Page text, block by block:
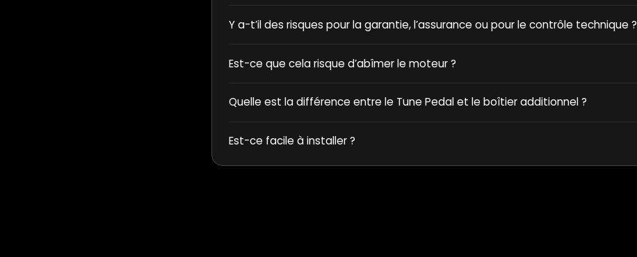
Y a-t’il des risques pour la garantie, l’assurance ou pour le contrôle technique ?
Est-ce que cela risque d’abîmer le moteur ?
Quelle est la différence entre le Tune Pedal et le boîtier additionnel ?
Est-ce facile à installer ?